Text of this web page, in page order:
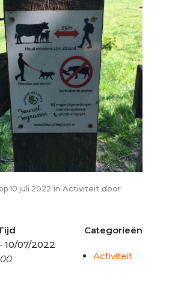
10 juli 2022 in Activiteit door
Categorieën
Activiteit
10/07/2022